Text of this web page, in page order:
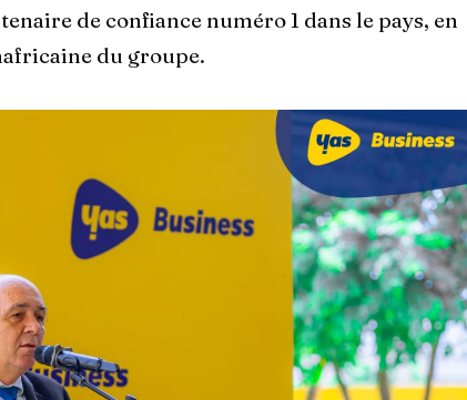
de confiance numéro 1 dans le pays, en
du groupe.